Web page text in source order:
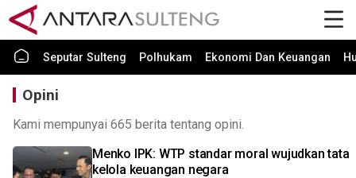
Seputar Sulteng Polhukam Ekonomi Dan Keuangan
Opini
Kami mempunyai 665 berita tentang opini.
Menko IPK: WTP standar moral wujudkan tata
kelola keuangan negara